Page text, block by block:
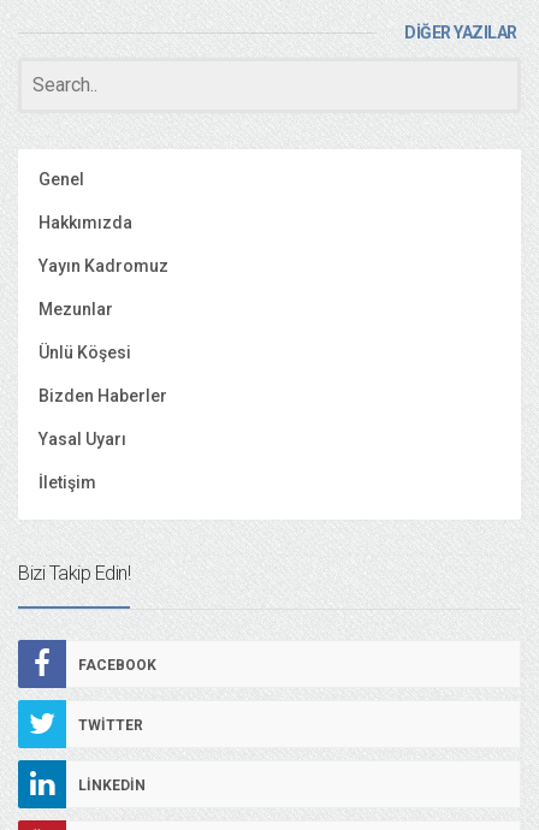
DİĞER YAZILAR
Genel
Hakkımızda
Yayın Kadromuz
Mezunlar
Ünlü Köşesi
Bizden Haberler
Yasal Uyarı
İletişim
Bizi Takip Edin!
FACEBOOK
TWITTER
LINKEDIN